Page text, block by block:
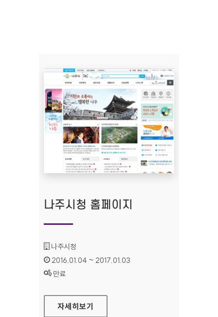
나주시청 홈페이지
기관명 :
나주시청
인증기간 :
2016.01.04 ~ 2017.01.03
상태 :
만료
나주시청 홈페이지
자세히보기